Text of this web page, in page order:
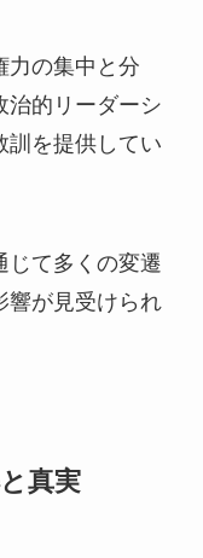
力の集中と分
治的リーダーシ
訓を提供してい
じて多くの変遷
響が見受けられ
真実